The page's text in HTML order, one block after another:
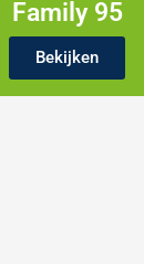
Family 95
Bekijken